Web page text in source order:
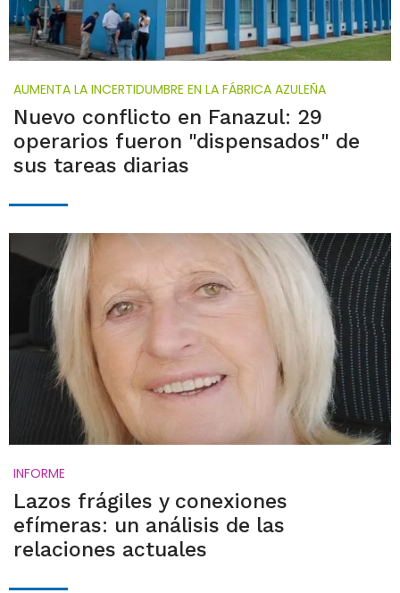
AUMENTA LA INCERTIDUMBRE EN LA FÁBRICA AZULEÑA
Nuevo conflicto en Fanazul: 29
operarios fueron "dispensados" de
sus tareas diarias
INFORME
Lazos frágiles y conexiones
efímeras: un análisis de las
relaciones actuales